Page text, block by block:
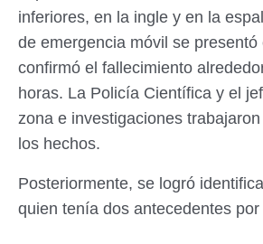
inferiores, en la ingle y en la
de emergencia móvil se presentó
confirmó el fallecimiento
horas. La Policía Científica y el
zona e investigaciones
los hechos.
Posteriormente, se logró
quien tenía dos antecedentes por